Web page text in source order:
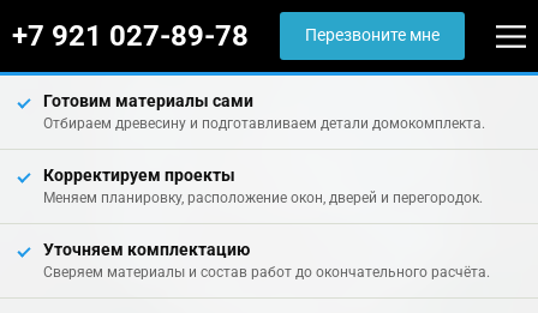
+7 921 027-89-78 Перезвоните мне
Готовим материалы сами
Отбираем древесину и подготавливаем детали домокомплекта.
Корректируем проекты
Меняем планировку, расположение окон, дверей и перегородок.
Уточняем комплектацию
Сверяем материалы и состав работ до окончательного расчёта.